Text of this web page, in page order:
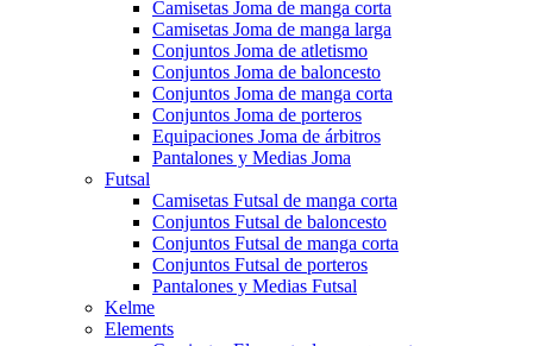
Camisetas Joma de manga corta
Camisetas Joma de manga larga
Conjuntos Joma de atletismo
Conjuntos Joma de baloncesto
Conjuntos Joma de manga corta
Conjuntos Joma de porteros
Equipaciones Joma de árbitros
Pantalones y Medias Joma
Futsal
Camisetas Futsal de manga corta
Conjuntos Futsal de baloncesto
Conjuntos Futsal de manga corta
Conjuntos Futsal de porteros
Pantalones y Medias Futsal
Kelme
Elements